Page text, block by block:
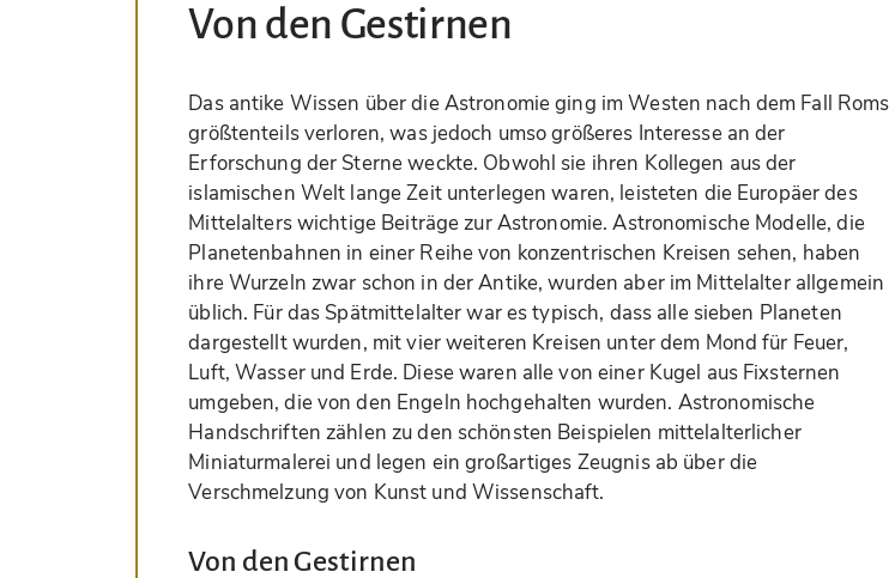
Von den Gestirnen
Das antike Wissen über die Astronomie ging im Westen nach dem Fall Roms
größtenteils verloren, was jedoch umso größeres Interesse an der
Erforschung der Sterne weckte. Obwohl sie ihren Kollegen aus der
islamischen Welt lange Zeit unterlegen waren, leisteten die Europäer des
Mittelalters wichtige Beiträge zur Astronomie. Astronomische Modelle, die
Planetenbahnen in einer Reihe von konzentrischen Kreisen sehen, haben
ihre Wurzeln zwar schon in der Antike, wurden aber im Mittelalter allgemein
üblich. Für das Spätmittelalter war es typisch, dass alle sieben Planeten
dargestellt wurden, mit vier weiteren Kreisen unter dem Mond für Feuer,
Luft, Wasser und Erde. Diese waren alle von einer Kugel aus Fixsternen
umgeben, die von den Engeln hochgehalten wurden. Astronomische
Handschriften zählen zu den schönsten Beispielen mittelalterlicher
Miniaturmalerei und legen ein großartiges Zeugnis ab über die
Verschmelzung von Kunst und Wissenschaft.
Von den Gestirnen